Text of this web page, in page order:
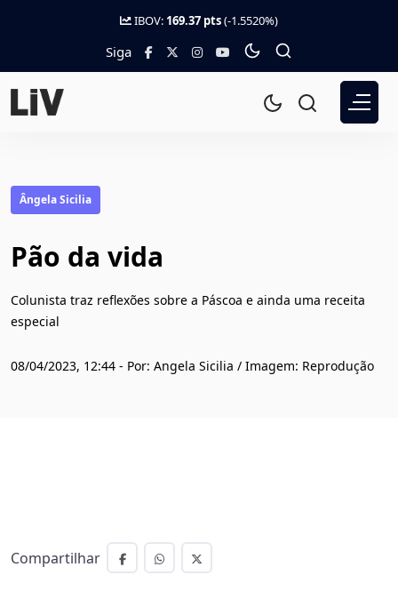
IBOV: 169.37 pts(-1.5520%)
Siga
Ângela Sicilia
Pão da vida
Colunista traz reflexões sobre a Páscoa e ainda uma receita
especial
08/04/2023, 12:44 - Por: Angela Sicilia / Imagem: Reprodução
Compartilhar